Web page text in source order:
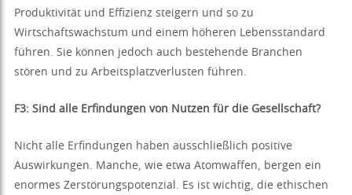
Produktivität und Effizienz steigern und so zu
Wirtschaftswachstum und einem höheren Lebensstandard
führen. Sie können jedoch auch bestehende Branchen
stören und zu Arbeitsplatzverlusten führen.
F3: Sind alle Erfindungen von Nutzen für die Gesellschaft?
Nicht alle Erfindungen haben ausschließlich positive
Auswirkungen. Manche, wie etwa Atomwaffen, bergen ein
enormes Zerstörungspotenzial. Es ist wichtig, die ethischen